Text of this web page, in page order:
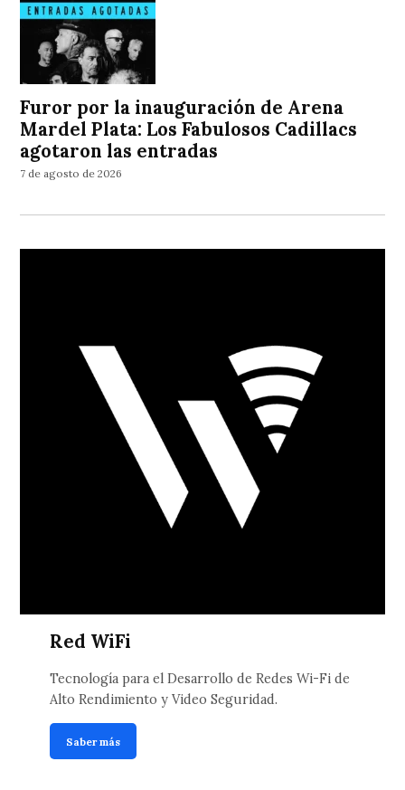
Furor por la inauguración de Arena
Mardel Plata: Los Fabulosos Cadillacs
agotaron las entradas
7 de agosto de 2026
Red WiFi
Tecnología para el Desarrollo de Redes Wi-Fi de
Alto Rendimiento y Video Seguridad.
Saber más